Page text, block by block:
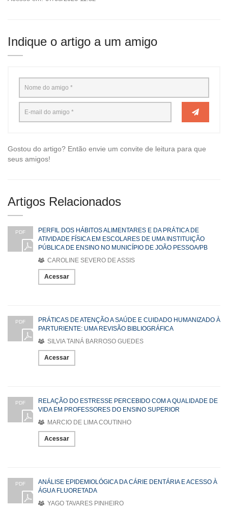
Indique o artigo a um amigo
Gostou do artigo? Então envie um convite de leitura para que
seus amigos!
Artigos Relacionados
PDF
PERFIL DOS HÁBITOS ALIMENTARES E DA PRÁTICA DE
ATIVIDADE FÍSICA EM ESCOLARES DE UMA INSTITUIÇÃO
PÚBLICA DE ENSINO NO MUNICÍPIO DE JOÃO PESSOA/PB
CAROLINE SEVERO DE ASSIS
Acessar
PDF
PRÁTICAS DE ATENÇÃO A SAÚDE E CUIDADO HUMANIZADO À
PARTURIENTE: UMA REVISÃO BIBLIOGRÁFICA
SILVIA TAINÁ BARROSO GUEDES
Acessar
PDF
RELAÇÃO DO ESTRESSE PERCEBIDO COM A QUALIDADE DE
VIDA EM PROFESSORES DO ENSINO SUPERIOR
MARCIO DE LIMA COUTINHO
Acessar
PDF
ANÁLISE EPIDEMIOLÓGICA DA CÁRIE DENTÁRIA E ACESSO À
ÁGUA FLUORETADA
YAGO TAVARES PINHEIRO